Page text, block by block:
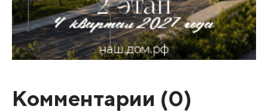
Комментарии (0)